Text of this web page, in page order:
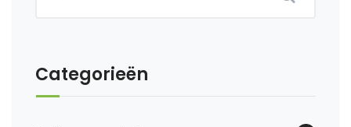
Categorieën